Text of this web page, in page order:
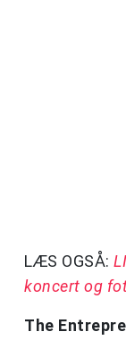
LÆS OGSÅ:
koncert og
The